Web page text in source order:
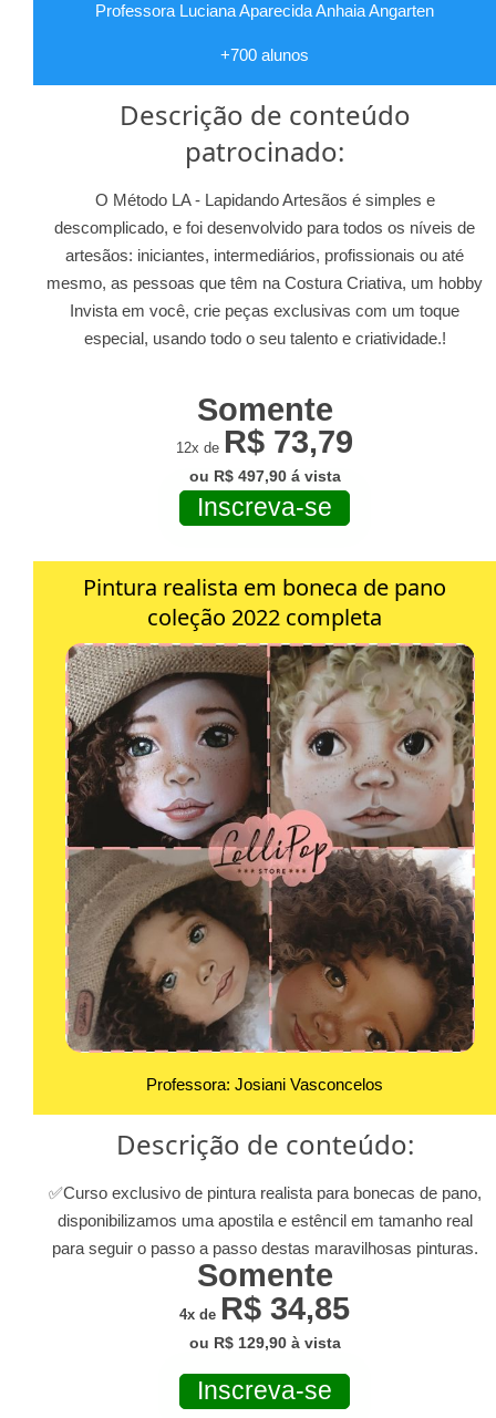
Professora Luciana Aparecida Anhaia Angarten
+700 alunos
Descrição de conteúdo
patrocinado:
O Método LA - Lapidando Artesãos é simples e
descomplicado, e foi desenvolvido para todos os níveis de
artesãos: iniciantes, intermediários, profissionais ou até
mesmo, as pessoas que têm na Costura Criativa, um hobby
Invista em você, crie peças exclusivas com um toque
especial, usando todo o seu talento e criatividade.!
Somente
12x de R$ 73,79
ou R$ 497,90 á vista
Inscreva-se
Pintura realista em boneca de pano
coleção 2022 completa
Professora: Josiani Vasconcelos
Descrição de conteúdo:
✅Curso exclusivo de pintura realista para bonecas de pano,
disponibilizamos uma apostila e estêncil em tamanho real
para seguir o passo a passo destas maravilhosas pinturas.
Somente
4x de R$ 34,85
ou R$ 129,90 à vista
Inscreva-se